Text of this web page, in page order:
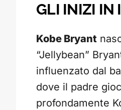
GLI INIZI IN
Kobe Bryant
“Jellybean”
influenzato dal
dove il padre
profondamente